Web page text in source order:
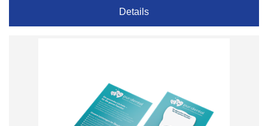
Details